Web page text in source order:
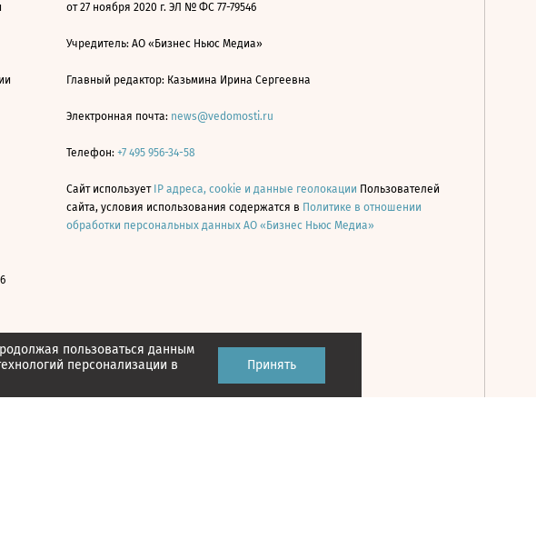
пользоваться данным
персонализации в
Принять
от 27 ноября 2020 г. ЭЛ № ФС 77-79546
Учредитель: АО «Бизнес Ньюс Медиа»
Главный редактор: Казьмина Ирина Сергеевна
Электронная почта: news@vedomosti.ru
Телефон: +7 495 956-34-58
Сайт использует IP адреса, cookie и данные геолокации Пользователей
сайта, условия использования содержатся в Политике в отношении
обработки персональных данных АО «Бизнес Ньюс Медиа»